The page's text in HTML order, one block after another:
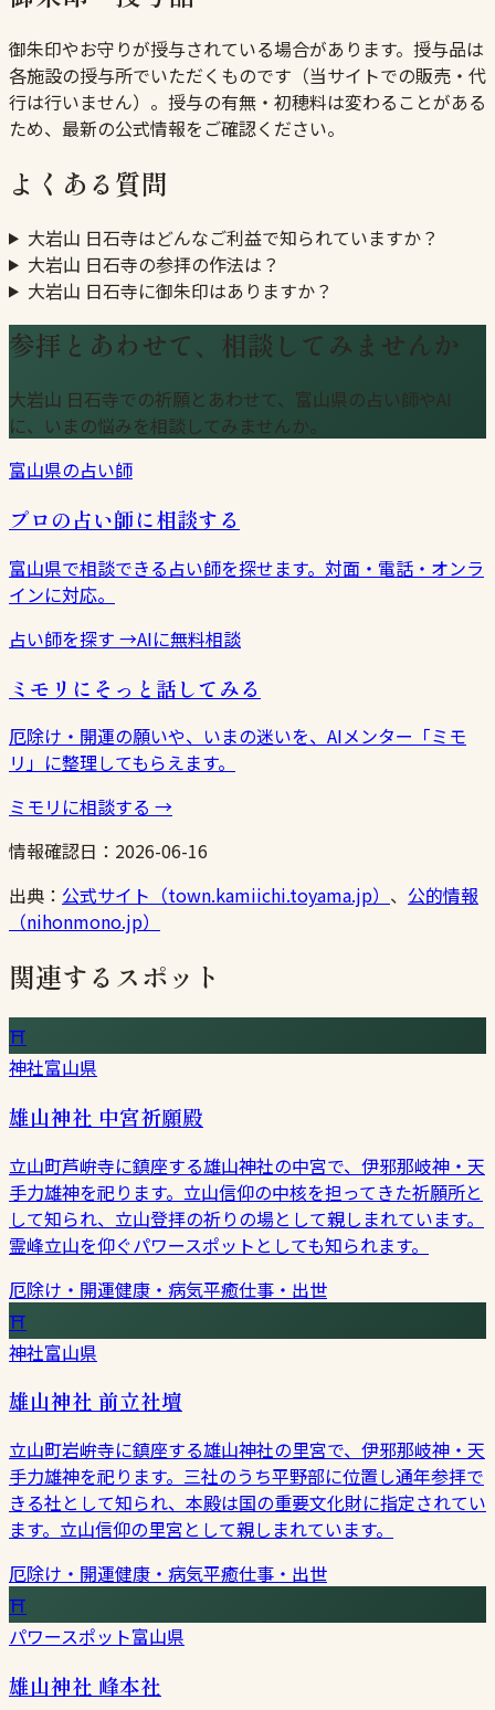
御朱印やお守りが授与されている場合があります。授与品は
各施設の授与所でいただくものです（当サイトでの販売・代
行は行いません）。授与の有無・初穂料は変わることがある
ため、最新の公式情報をご確認ください。
よくある質問
大岩山 日石寺はどんなご利益で知られていますか？
大岩山 日石寺の参拝の作法は？
大岩山 日石寺に御朱印はありますか？
参拝とあわせて、相談してみませんか
大岩山 日石寺での祈願とあわせて、富山県の占い師やAI
に、いまの悩みを相談してみませんか。
富山県の占い師
プロの占い師に相談する
富山県で相談できる占い師を探せます。対面・電話・オンラ
インに対応。
占い師を探す →AIに無料相談
ミモリにそっと話してみる
厄除け・開運の願いや、いまの迷いを、AIメンター「ミモ
リ」に整理してもらえます。
ミモリに相談する →
情報確認日： 2026-06-16
出典： 公式サイト（town.kamiichi.toyama.jp） 、 公的情報
（nihonmono.jp）
関連するスポット
⛩
神社富山県
雄山神社 中宮祈願殿
立山町芦峅寺に鎮座する雄山神社の中宮で、伊邪那岐神・天
手力雄神を祀ります。立山信仰の中核を担ってきた祈願所と
して知られ、立山登拝の祈りの場として親しまれています。
霊峰立山を仰ぐパワースポットとしても知られます。
厄除け・開運健康・病気平癒仕事・出世
⛩
神社富山県
雄山神社 前立社壇
立山町岩峅寺に鎮座する雄山神社の里宮で、伊邪那岐神・天
手力雄神を祀ります。三社のうち平野部に位置し通年参拝で
きる社として知られ、本殿は国の重要文化財に指定されてい
ます。立山信仰の里宮として親しまれています。
厄除け・開運健康・病気平癒仕事・出世
⛩
パワースポット富山県
雄山神社 峰本社